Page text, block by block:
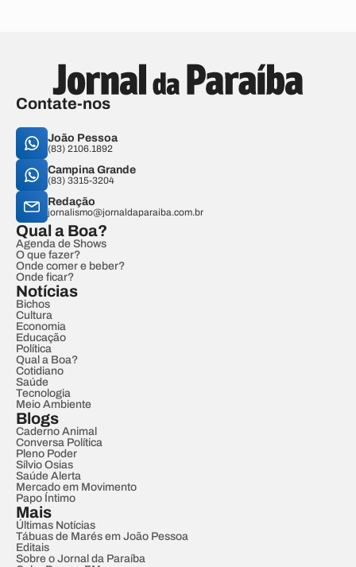
Contate-nos
João Pessoa
(83) 2106.1892
Campina Grande
(83) 3315-3204
Redação
jornalismo@jornaldaparaiba.com.br
Qual a Boa?
Agenda de Shows
O que fazer?
Onde comer e beber?
Onde ficar?
Notícias
Bichos
Cultura
Economia
Educação
Política
Qual a Boa?
Cotidiano
Saúde
Tecnologia
Meio Ambiente
Blogs
Caderno Animal
Conversa Política
Pleno Poder
Sílvio Osias
Saúde Alerta
Mercado em Movimento
Papo Íntimo
Mais
Últimas Notícias
Tábuas de Marés em João Pessoa
Editais
Sobre o Jornal da Paraíba